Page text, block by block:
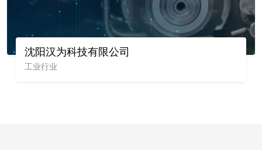
沈阳汉为科技有限公司
工业行业